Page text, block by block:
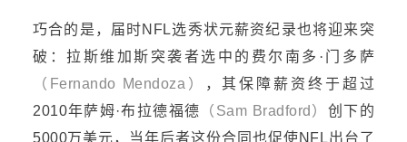
巧合的是，届时NFL选秀状元薪资纪录也将迎来突
破：拉斯维加斯突袭者选中的费尔南多 ·门多萨
（ Fernando Mendoza ）
，其保障薪资终于超过
2010年萨姆·布拉德福德 （ Sam Bradford ） 创下的
5000万美元， 当年后者这份合同也促使NFL出台了